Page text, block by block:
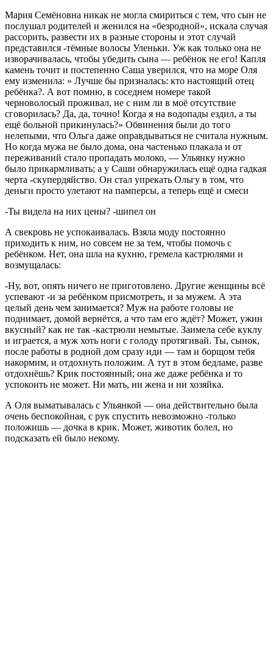
Мария Семёновна никак не могла смириться с тем, что сын не
послушал родителей и женился на «безродной», искала случая
рассорить, развести их в разные стороны и этот случай
представился -тёмные волосы Уленьки. Уж как только она не
изворачивалась, чтобы убедить сына — ребёнок не его! Капля
камень точит и постепенно Саша уверился, что на море Оля
ему изменила: » Лучше бы призналась: кто настоящий отец
ребёнка?. А вот помню, в соседнем номере такой
черноволосый проживал, не с ним ли в моё отсутствие
сговорилась? Да, да, точно! Когда я на водопады ездил, а ты
ещё больной прикинулась?» Обвинения были до того
нелепыми, что Ольга даже оправдываться не считала нужным.
Но когда мужа не было дома, она частенько плакала и от
переживаний стало пропадать молоко, — Ульянку нужно
было прикармливать; а у Саши обнаружилась ещё одна гадкая
черта -скупердяйство. Он стал упрекать Ольгу в том, что
деньги просто улетают на памперсы, а теперь ещё и смеси
-Ты видела на них цены? -шипел он
А свекровь не успокаивалась. Взяла моду постоянно
приходить к ним, но совсем не за тем, чтобы помочь с
ребёнком. Нет, она шла на кухню, гремела кастрюлями и
возмущалась:
-Ну, вот, опять ничего не приготовлено. Другие женщины всё
успевают -и за ребёнком присмотреть, и за мужем. А эта
целый день чем занимается? Муж на работе головы не
поднимает, домой вернётся, а что там его ждёт? Может, ужин
вкусный? как не так -кастрюли немытые. Заимела себе куклу
и играется, а муж хоть ноги с голоду протягивай. Ты, сынок,
после работы в родной дом сразу иди — там и борщом тебя
накормим, и отдохнуть положим. А тут в этом бедламе, разве
отдохнёшь? Крик постоянный; она же даже ребёнка и то
успокоить не может. Ни мать, ни жена и ни хозяйка.
А Оля выматывалась с Ульянкой — она действительно была
очень беспокойная, с рук спустить невозможно -только
положишь — дочка в крик. Может, животик болел, но
подсказать ей было некому.